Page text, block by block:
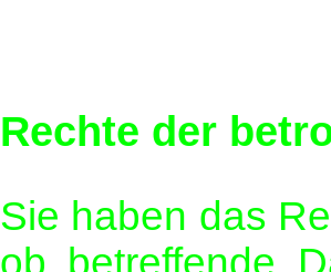
Rechte der
Sie haben das
ob betreffende